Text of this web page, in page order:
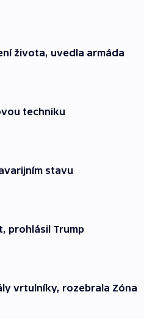
života, uvedla armáda
techniku
stavu
prohlásil Trump
vrtulníky, rozebrala Zóna